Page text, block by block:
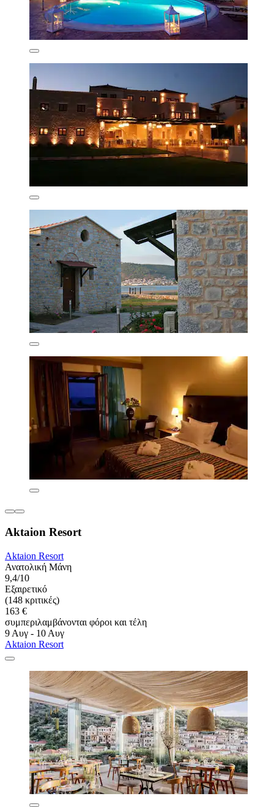
Aktaion Resort
Aktaion Resort
Ανατολική Μάνη
9,4/10
Εξαιρετικό
(148 κριτικές)
163 €
συμπεριλαμβάνονται φόροι και τέλη
9 Αυγ - 10 Αυγ
Aktaion Resort